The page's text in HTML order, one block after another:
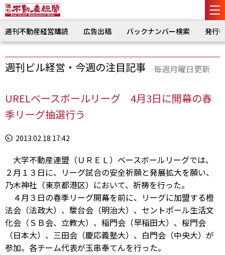
週刊不動産経営購読 広告出稿 バックナンバー検索 発行
週刊ビル経営・今週の注目記事 毎週月曜日更新
URELベースボールリーグ 4月3日に開幕の春
季リーグ抽選行う
2013.02.18 17:42
大学不動産連盟（ＵＲＥＬ）ベースボールリーグでは、
２月１３日に、リーグ試合の安全祈願と発展拡大を願い、
乃木神社（東京都港区）において、祈祷を行った。
４月３日の春季リーグ開幕を前に、リーグに加盟する橙
法会（法政大）、駿台会（明治大）、セントポール生活文
化会（ＳＢ会、立教大）、稲門会（早稲田大）、桜門会
（日本大）、三田会（慶応義塾大）、白門会（中央大）が
参加。各チーム代表が玉串奉てんを行った。